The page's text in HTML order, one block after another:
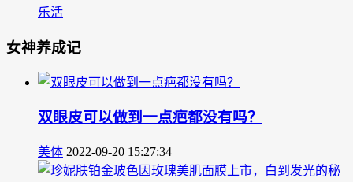
乐活
女神养成记
双眼皮可以做到一点疤都没有吗？
美体 2022-09-20 15:27:34